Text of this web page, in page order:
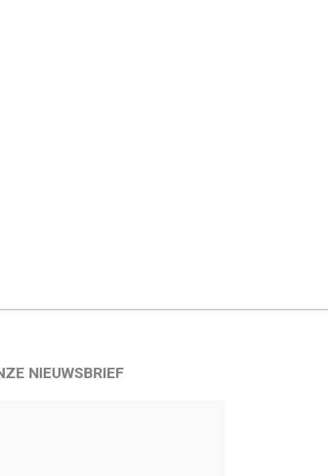
NIEUWSBRIEF